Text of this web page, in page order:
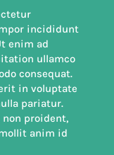
incididunt
enim ad
ullamco
consequat.
in voluptate
pariatur.
proident,
anim id